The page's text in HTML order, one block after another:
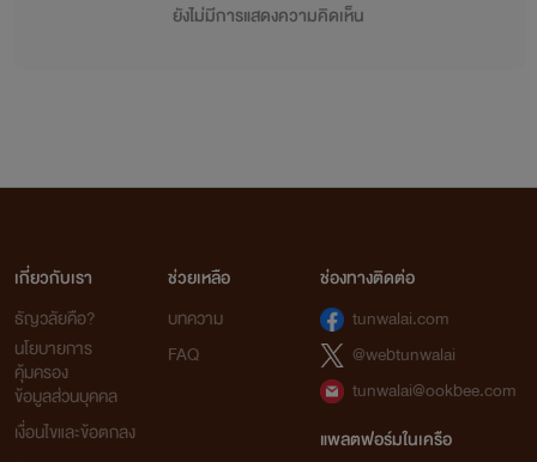
ยังไม่มีการแสดงความคิดเห็น
เกี่ยวกับเรา
ธัญวลัยคือ?
นโยบายการ
คุ้มครอง
ข้อมูลส่วนบุคคล
เงื่อนไขและข้อตกลง
ช่วยเหลือ
บทความ
FAQ
ช่องทางติดต่อ
tunwalai.com
@webtunwalai
tunwalai@ookbee.com
แพลตฟอร์มในเครือ